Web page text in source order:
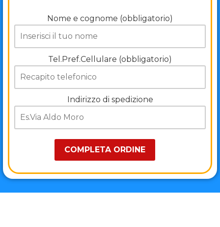
Nome e cognome (obbligatorio)
Tel.Pref.Cellulare (obbligatorio)
Indirizzo di spedizione